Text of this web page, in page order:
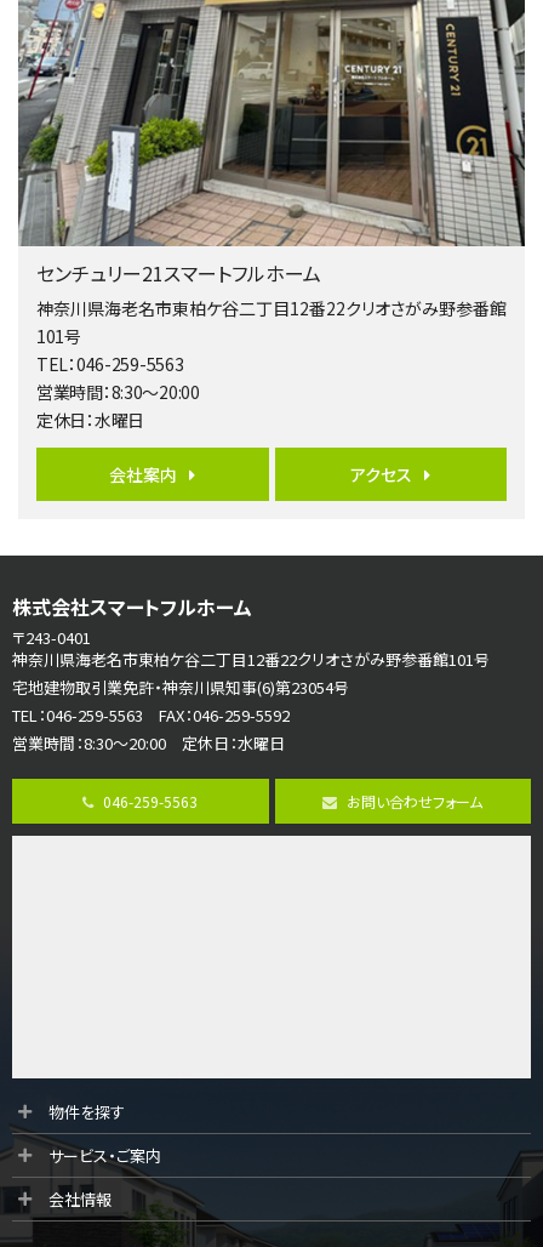
第4位
5,480万円
4ＬＤＫ
相模大野駅
バ9分・歩4分
２０１５年６月築、積水ハウス施工住宅です。 南東…
第5位
3,680万円
バ19分・ 歩8分
開放感があり日当たり良好な南西・北西角地区画。 …
第6位
4ＳＬＤＫ
海老名駅
長後駅
バ11分 歩6分
全棟ＬＤＫは16帖の4ＬＤＫ！食器洗い乾燥機や浴…
第8位
3,680万円
4ＬＤＫ
さがみ野駅
第10位
3,180万円
海老名駅
大規模開発分譲地内の新築戸建！開発道路は幅員４.…
センチュリー21スマートフルホーム
神奈川県海老名市東柏ケ谷二丁目12番22クリオさがみ野参番館
101号
TEL：046-259-5563
営業時間：8:30～20:00
定休日：水曜日
会社案内 アクセス
株式会社スマートフルホーム
〒243-0401
神奈川県海老名市東柏ケ谷二丁目12番22クリオさがみ野参番館101号
宅地建物取引業免許・神奈川県知事(6)第23054号
TEL：046-259-5563 FAX：046-259-5592
営業時間：8:30～20:00 定休日：水曜日
046-259-5563 お問い合わせフォーム
物件を探す
サービス・ご案内
会社情報